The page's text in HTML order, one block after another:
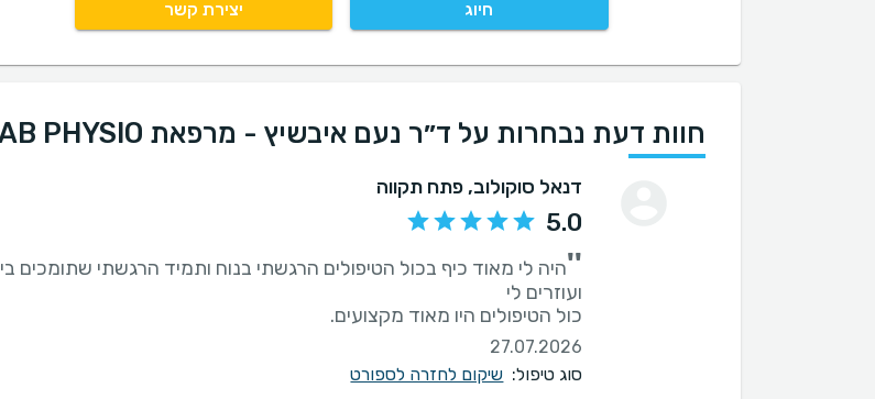
חיוג יצירת קשר
חוות דעת נבחרות על ד״ר נעם איבשיץ - מרפאת AB PHYSIO
דנאל סוקולוב, פתח תקווה
5.0
''היה לי מאוד כיף בכול הטיפולים הרגשתי בנוח ותמיד הרגשתי שתומכים בי
כול הטיפולים היו מאוד מקצועים.
27.07.2026
סוג טיפול: שיקום לחזרה לספורט